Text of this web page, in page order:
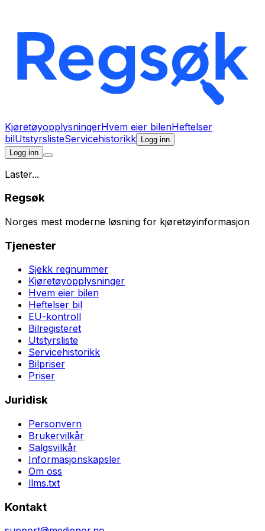
KjøretøyopplysningerHvem eier bilenHeftelser
bilUtstyrslisteServicehistorikk Logg inn
Logg inn
Laster...
Regsøk
Norges mest moderne løsning for kjøretøyinformasjon
Tjenester
Sjekk regnummer
Kjøretøyopplysninger
Hvem eier bilen
Heftelser bil
EU-kontroll
Bilregisteret
Utstyrsliste
Servicehistorikk
Bilpriser
Priser
Juridisk
Personvern
Brukervilkår
Salgsvilkår
Informasjonskapsler
Om oss
llms.txt
Kontakt